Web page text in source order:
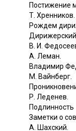
Постижение
Т. Хренников.
Рождем
В. И.
А. Леман.
Владимир
М. Вайнберг.
Р. Леденев.
Подлинность
Заметки о
A. Шахский.